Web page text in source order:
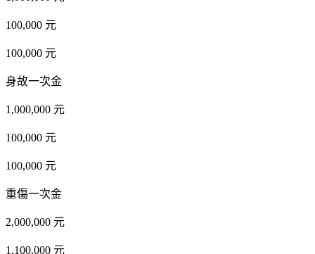
100,000 元
100,000 元
身故一次金
1,000,000 元
100,000 元
100,000 元
重傷一次金
2,000,000 元
1,100,000 元